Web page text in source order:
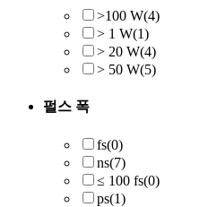
>100 W(4)
> 1 W(1)
> 20 W(4)
> 50 W(5)
펄스 폭
fs(0)
ns(7)
≤ 100 fs(0)
ps(1)